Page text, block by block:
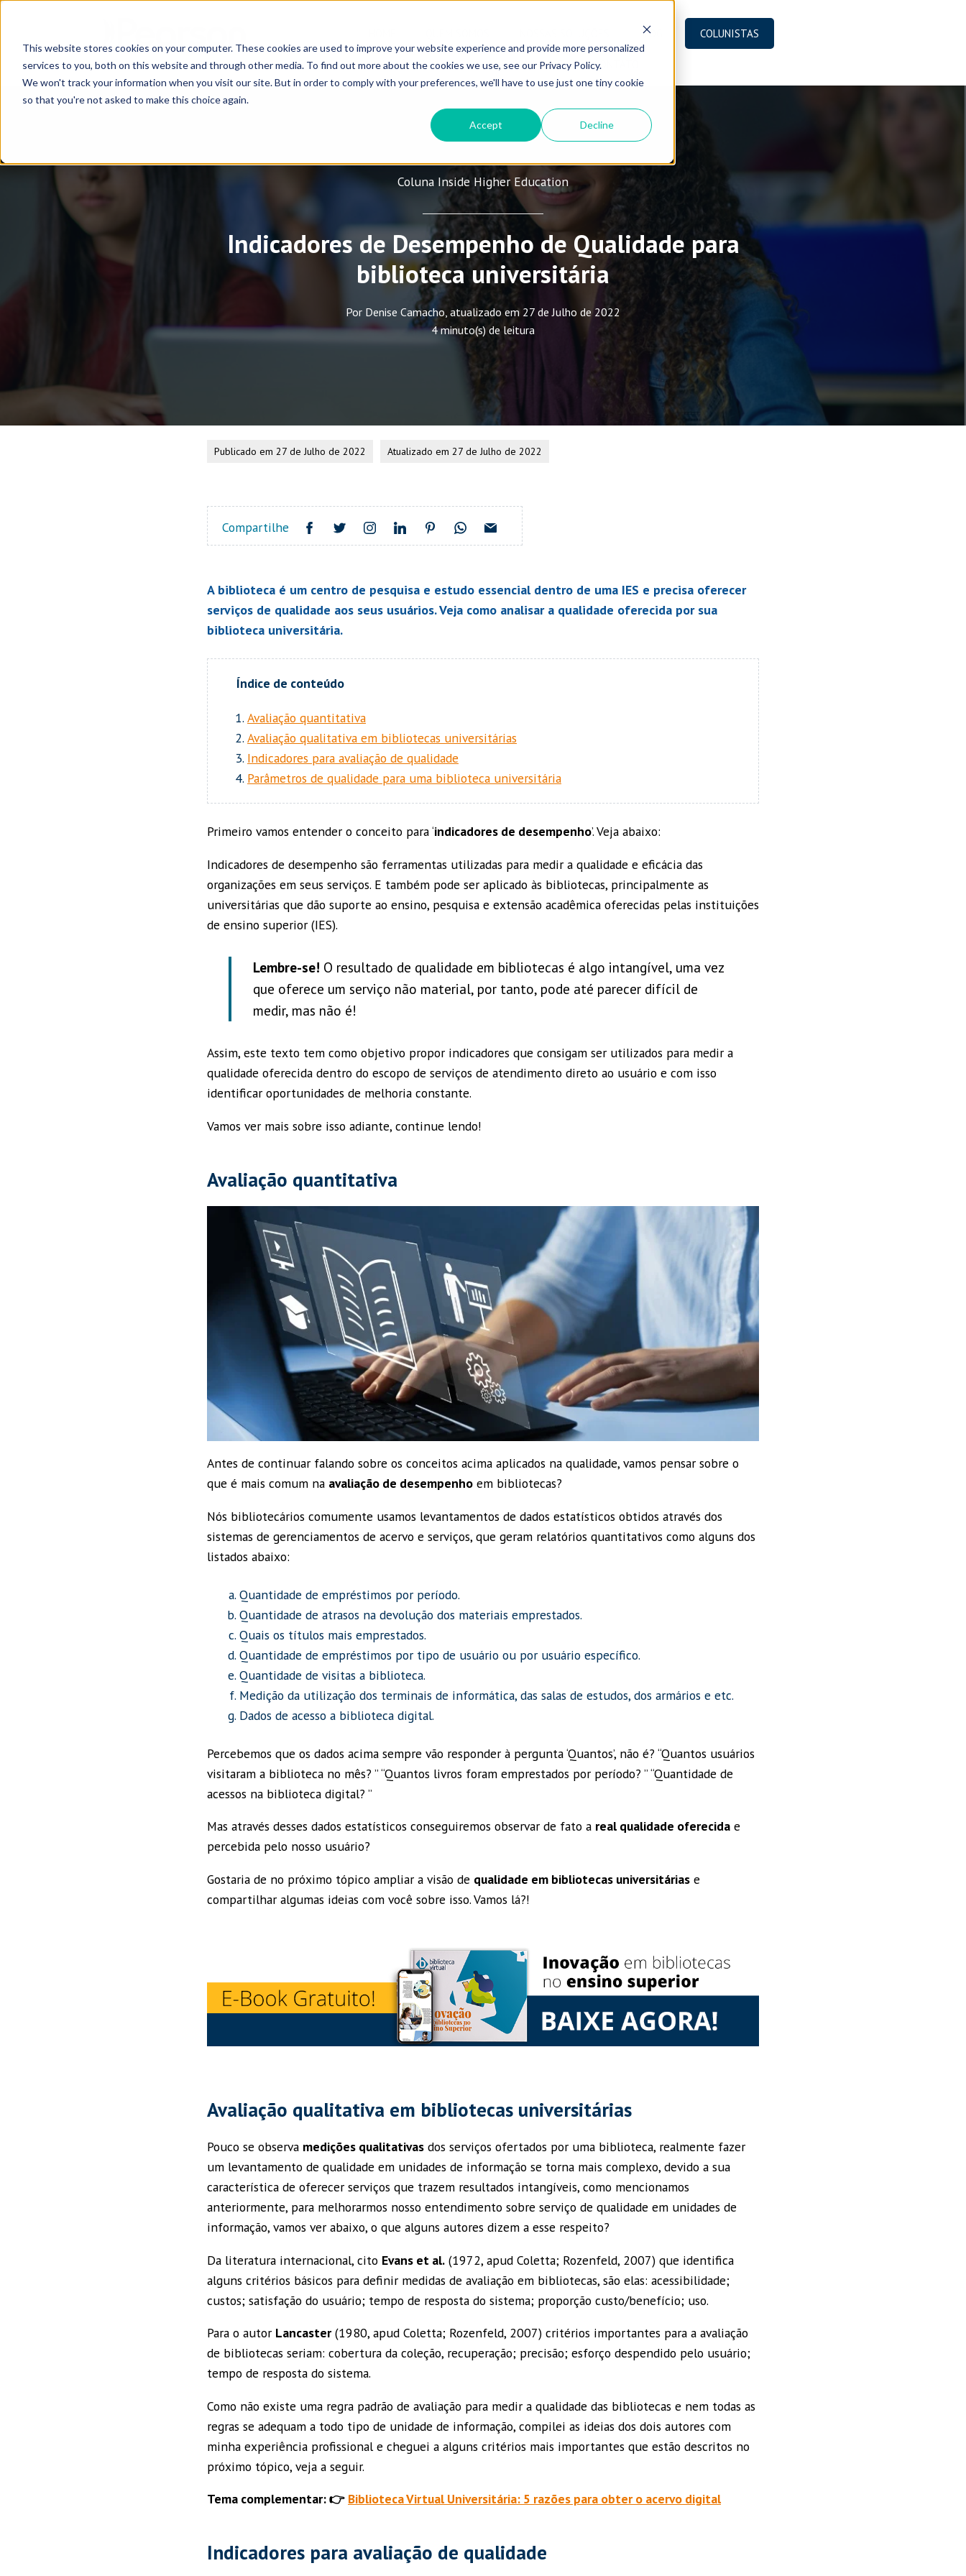
This website stores cookies on your computer. These cookies are used to improve your website experience and provide more personalized
services to you, both on this website and through other media. To find out more about the cookies we use, see our Privacy Policy.
We won't track your information when you visit our site. But in order to comply with your preferences, we'll have to use just one tiny cookie
so that you're not asked to make this choice again.
Accept Decline
BLOG COLUNISTAS
VOLTA ÀS AULAS 2026 E-COMMERCE CONTATO
Coluna Inside Higher Education
Indicadores de Desempenho de Qualidade para
biblioteca universitária
Por Denise Camacho, atualizado em 27 de Julho de 2022
4 minuto(s) de leitura
Publicado em 27 de Julho de 2022 Atualizado em 27 de Julho de 2022
Compartilhe
A biblioteca é um centro de pesquisa e estudo essencial dentro de uma IES e precisa oferecer
serviços de qualidade aos seus usuários. Veja como analisar a qualidade oferecida por sua
biblioteca universitária.
Avaliação quantitativa
Avaliação qualitativa em bibliotecas universitárias
Indicadores para avaliação de qualidade
Parâmetros de qualidade para uma biblioteca universitária
Primeiro vamos entender o conceito para ‘indicadores de desempenho’. Veja abaixo:
Indicadores de desempenho são ferramentas utilizadas para medir a qualidade e eficácia das
organizações em seus serviços. E também pode ser aplicado às bibliotecas, principalmente as
universitárias que dão suporte ao ensino, pesquisa e extensão acadêmica oferecidas pelas instituições
de ensino superior (IES).
Lembre-se! O resultado de qualidade em bibliotecas é algo intangível, uma vez
que oferece um serviço não material, por tanto, pode até parecer difícil de
medir, mas não é!
Assim, este texto tem como objetivo propor indicadores que consigam ser utilizados para medir a
qualidade oferecida dentro do escopo de serviços de atendimento direto ao usuário e com isso
identificar oportunidades de melhoria constante.
Vamos ver mais sobre isso adiante, continue lendo!
Avaliação quantitativa
Antes de continuar falando sobre os conceitos acima aplicados na qualidade, vamos pensar sobre o
que é mais comum na avaliação de desempenho em bibliotecas?
Nós bibliotecários comumente usamos levantamentos de dados estatísticos obtidos através dos
sistemas de gerenciamentos de acervo e serviços, que geram relatórios quantitativos como alguns dos
listados abaixo:
Quantidade de empréstimos por período.
Quantidade de atrasos na devolução dos materiais emprestados.
Quais os títulos mais emprestados.
Quantidade de empréstimos por tipo de usuário ou por usuário específico.
Quantidade de visitas a biblioteca.
Medição da utilização dos terminais de informática, das salas de estudos, dos armários e etc.
Dados de acesso a biblioteca digital.
Percebemos que os dados acima sempre vão responder à pergunta ‘Quantos’, não é? “Quantos usuários
visitaram a biblioteca no mês? ” “Quantos livros foram emprestados por período? ” “Quantidade de
acessos na biblioteca digital? ”
Mas através desses dados estatísticos conseguiremos observar de fato a real qualidade oferecida e
percebida pelo nosso usuário?
Gostaria de no próximo tópico ampliar a visão de qualidade em bibliotecas universitárias e
compartilhar algumas ideias com você sobre isso. Vamos lá?!
Avaliação qualitativa em bibliotecas universitárias
Pouco se observa medições qualitativas dos serviços ofertados por uma biblioteca, realmente fazer
um levantamento de qualidade em unidades de informação se torna mais complexo, devido a sua
característica de oferecer serviços que trazem resultados intangíveis, como mencionamos
anteriormente, para melhorarmos nosso entendimento sobre serviço de qualidade em unidades de
informação, vamos ver abaixo, o que alguns autores dizem a esse respeito?
Da literatura internacional, cito Evans et al. (1972, apud Coletta; Rozenfeld, 2007) que identifica
alguns critérios básicos para definir medidas de avaliação em bibliotecas, são elas: acessibilidade;
custos; satisfação do usuário; tempo de resposta do sistema; proporção custo/benefício; uso.
Para o autor Lancaster(1980, apud Coletta; Rozenfeld, 2007) critérios importantes para a avaliação
de bibliotecas seriam: cobertura da coleção, recuperação; precisão; esforço despendido pelo usuário;
tempo de resposta do sistema.
Como não existe uma regra padrão de avaliação para medir a qualidade das bibliotecas e nem todas as
regras se adequam a todo tipo de unidade de informação, compilei as ideias dos dois autores com
minha experiência profissional e cheguei a alguns critérios mais importantes que estão descritos no
próximo tópico, veja a seguir.
Tema complementar: 👉 Biblioteca Virtual Universitária: 5 razões para obter o acervo digital
Indicadores para avaliação de qualidade